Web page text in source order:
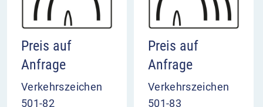
Preis auf
Anfrage
Verkehrszeichen
501-82
Preis auf
Anfrage
Verkehrszeichen
501-83